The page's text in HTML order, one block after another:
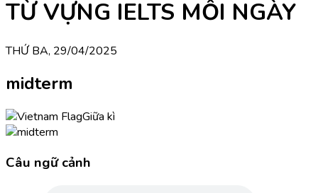
TỪ VỰNG IELTS MỖI NGÀY
THỨ BA, 29/04/2025
midterm
Giữa kì
Câu ngữ cảnh